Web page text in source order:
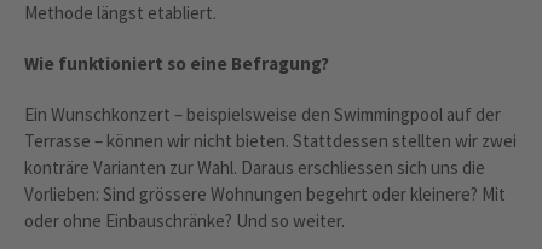
Methode längst etabliert.
Wie funktioniert so eine Befragung?
Ein Wunschkonzert – beispielsweise den Swimmingpool auf der
Terrasse – können wir nicht bieten. Stattdessen stellten wir zwei
konträre Varianten zur Wahl. Daraus erschliessen sich uns die
Vorlieben: Sind grössere Wohnungen begehrt oder kleinere? Mit
oder ohne Einbauschränke? Und so weiter.